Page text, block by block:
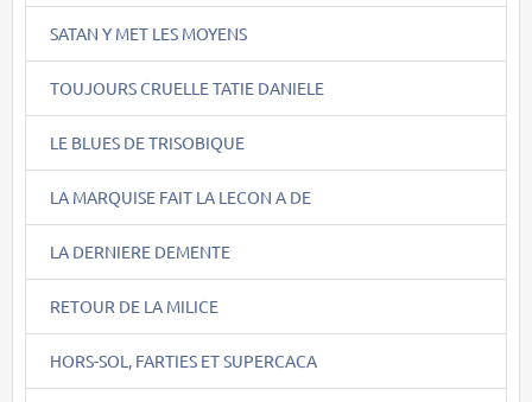
SATAN Y MET LES MOYENS
TOUJOURS CRUELLE TATIE DANIELE
LE BLUES DE TRISOBIQUE
LA MARQUISE FAIT LA LECON A DE
LA DERNIERE DEMENTE
RETOUR DE LA MILICE
HORS-SOL, FARTIES ET SUPERCACA